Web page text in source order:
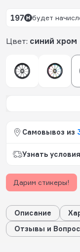
Цвет: синий хром
197 будет
Самовывоз из
Узнать условия
Дарим стикеры!
Описание
Отзывы и